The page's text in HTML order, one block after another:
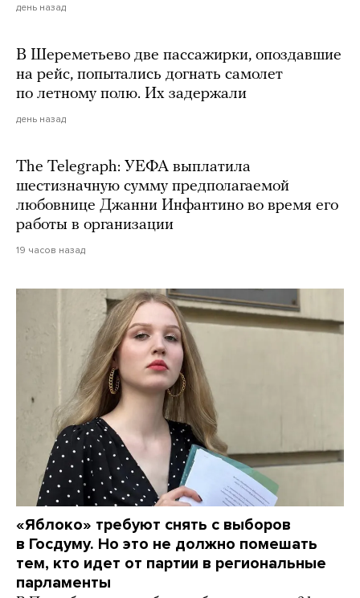
день назад
В Шереметьево две пассажирки, опоздавшие
на рейс, попытались догнать самолет
по летному полю. Их задержали
день назад
The Telegraph: УЕФА выплатила
шестизначную сумму предполагаемой
любовнице Джанни Инфантино во время его
работы в организации
19 часов назад
«Яблоко» требуют снять с выборов
в Госдуму. Но это не должно помешать
тем, кто идет от партии в региональные
парламенты